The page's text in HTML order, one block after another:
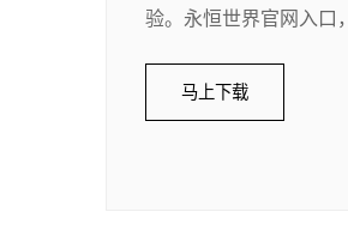
验。永恒世界官网入口
马上下载